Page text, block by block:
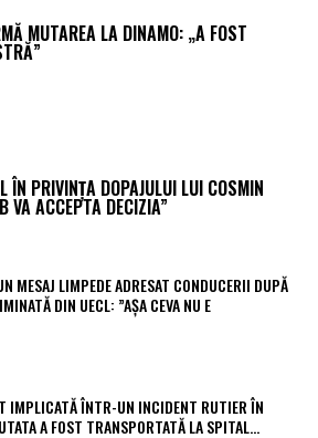
MUTAREA LA DINAMO: „A FOST
ÎN PRIVINȚA DOPAJULUI LUI COSMIN
VA ACCEPTA DECIZIA”
MESAJ LIMPEDE ADRESAT CONDUCERII DUPĂ
DIN UECL: ”AȘA CEVA NU E
IMPLICATĂ ÎNTR-UN INCIDENT RUTIER ÎN
A FOST TRANSPORTATĂ LA SPITAL…